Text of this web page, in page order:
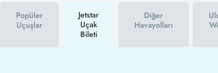
Popüler
Uçuşlar
Jetstar
Uçak
Bileti
Diğer
Havayolları